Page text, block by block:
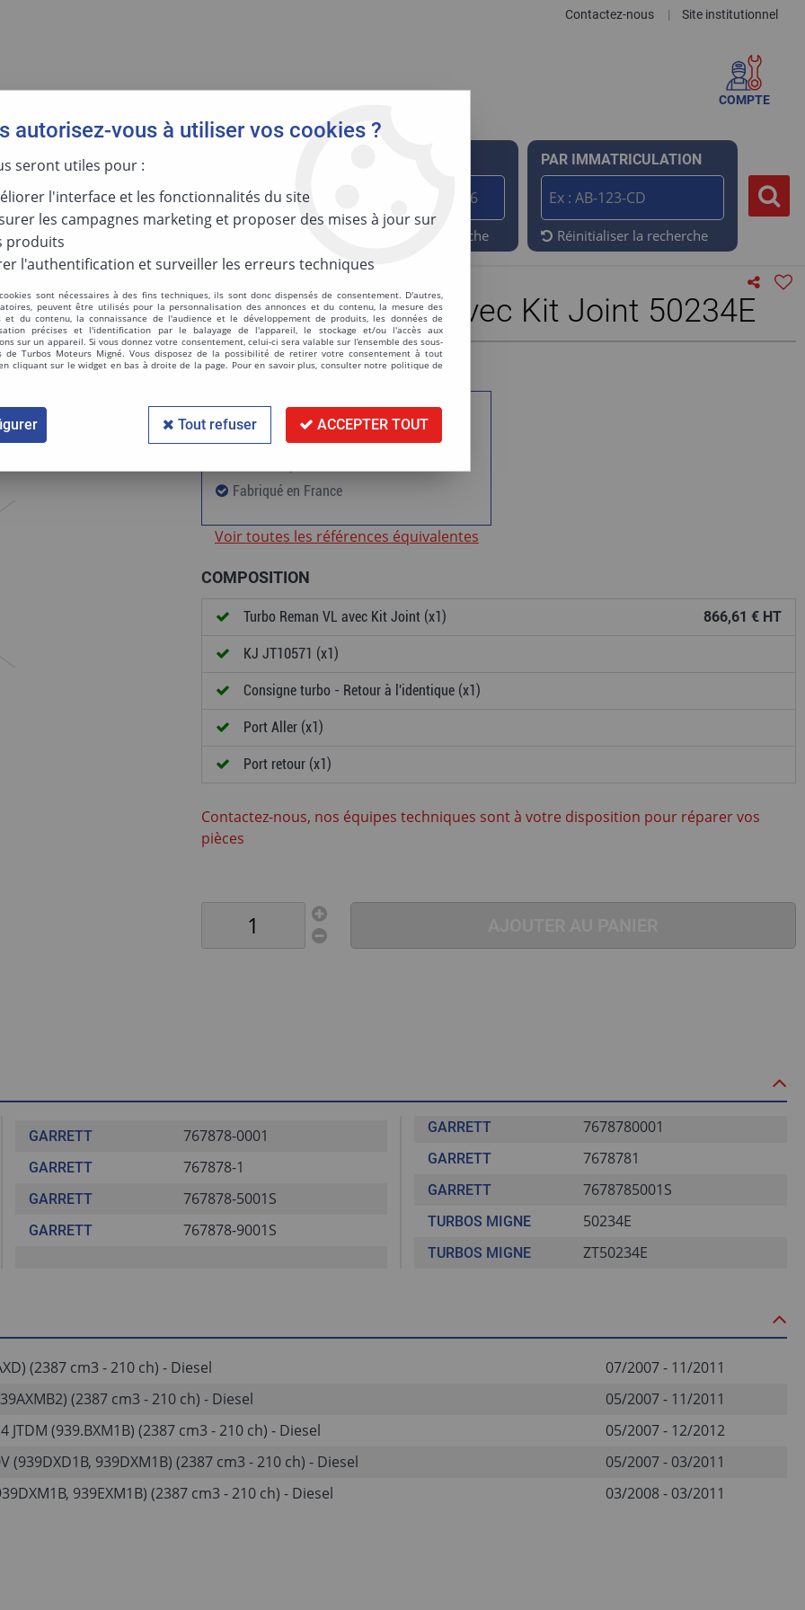
Contactez-nous | Site institutionnel
COMPTE
MOTORISATION
Réinitialiser la recherche
PAR IMMATRICULATION
Réinitialiser la recherche
Turbo Reman VL avec Kit Joint 50234E
Réf. :50234E
60 000km ou 24 mois de garantie
Fabriqué en France
Voir toutes les références équivalentes
COMPOSITION
Turbo Reman VL avec Kit Joint (x1) 866,61 € HT
KJ JT10571 (x1)
Consigne turbo - Retour à l'identique (x1)
Port Aller (x1)
Port retour (x1)
Contactez-nous, nos équipes techniques sont à votre disposition pour réparer vos
pièces
GARRETT 767878-0001
GARRETT 767878-1
GARRETT 767878-5001S
GARRETT 767878-9001S
GARRETT 7678780001
GARRETT 7678781
GARRETT 7678785001S
TURBOS MIGNE 50234E
TURBOS MIGNE ZT50234E
(2387 cm3 - 210 ch) - Diesel
07/2007 - 11/2011
(2387 cm3 - 210 ch) - Diesel
05/2007 - 11/2011
JTDM (939.BXM1B) (2387 cm3 - 210 ch) - Diesel
05/2007 - 12/2012
(939DXD1B, 939DXM1B) (2387 cm3 - 210 ch) - Diesel
05/2007 - 03/2011
939EXM1B) (2387 cm3 - 210 ch) - Diesel
03/2008 - 03/2011
autorisez-vous à utiliser vos cookies ?
seront utiles pour :
l'interface et les fonctionnalités du site
les campagnes marketing et proposer des mises à jour sur
produits
l'authentification et surveiller les erreurs techniques
sont nécessaires à des fins techniques, ils sont donc dispensés de consentement. D'autres,
peuvent être utilisés pour la personnalisation des annonces et du contenu, la mesure des
et du contenu, la connaissance de l'audience et le développement de produits, les données de
précises et l'identification par le balayage de l'appareil, le stockage et/ou l'accès aux
sur un appareil. Si vous donnez votre consentement, celui-ci sera valable sur l’ensemble des sous-
de Turbos Moteurs Migné. Vous disposez de la possibilité de retirer votre consentement à tout
cliquant sur le widget en bas à droite de la page. Pour en savoir plus, consulter notre politique de
Tout refuser ACCEPTER TOUT